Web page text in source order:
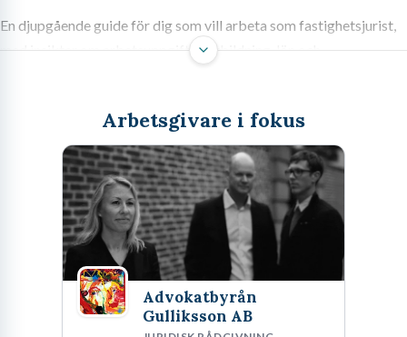
En djupgående guide för dig som vill arbeta som fastighetsjurist,
med insikter om arbetsuppgifter, utbildning, lön och
Jobba som fastighetsjurist – en
dynamisk karriär inom
specialistjuridik
Marken vi står på, och byggnaderna som vilar där, utgör
fundamentet i stora delar av svensk ekonomi. Den som kliver in i
rollen som fastighetsjurist hamnar oundvikligen i
Arbetsgivare i fokus
Advokatbyrån
Gulliksson AB